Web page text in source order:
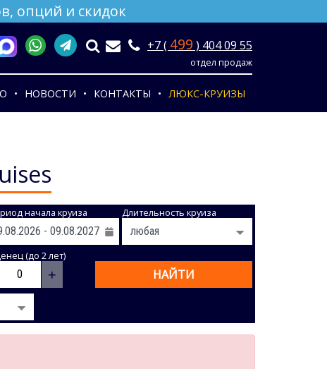
опций и скидок
+7 ( 499 ) 404 09 55
отдел продаж
НОВОСТИ КОНТАКТЫ ЛЮКС-КРУИЗЫ
начала круиза Длительность круиза
(до 2 лет)
+ НАЙТИ